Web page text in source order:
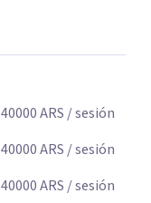
40000ARS / sesión
40000ARS / sesión
40000ARS / sesión